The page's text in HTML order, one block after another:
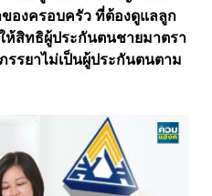
องครอบครัว ที่ต้องดูแลลูก
ห้สิทธิผู้ประกันตนชายมาตรา
รยาไม่เป็นผู้ประกันตนตาม